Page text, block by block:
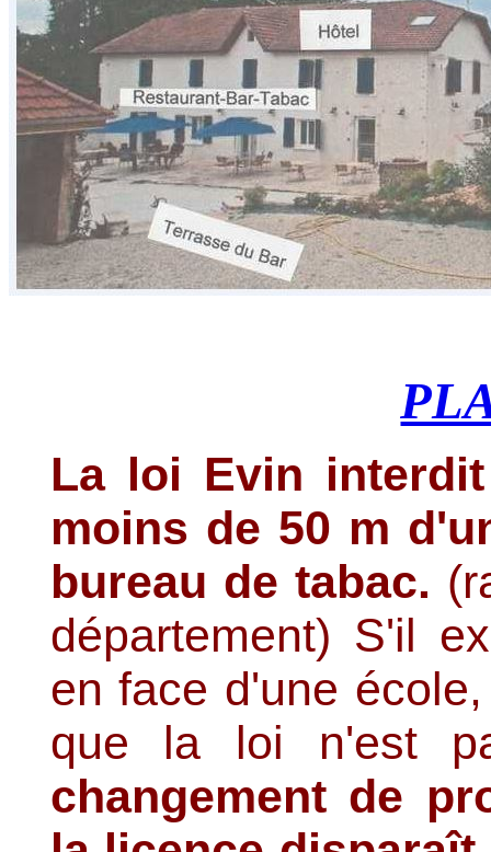
La loi Evin
moins de 50 m
bureau de tabac.
département) S'il
en face d'une
que la loi n'est
changement de